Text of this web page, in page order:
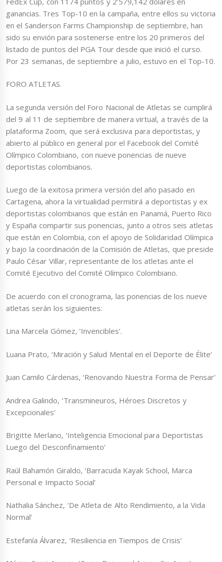
ganancias. Tres Top-10 en la campaña, entre ellos su victoria
en el Sanderson Farms Championship de septiembre, han
sido su envión para sostenerse entre los 20 primeros del
listado de puntos del PGA Tour desde que inició el curso.
Por 23 semanas, de septiembre a julio, estuvo en el Top-10.
FORO ATLETAS.
La segunda versión del Foro Nacional de Atletas se cumplirá
del 9 al 11 de septiembre de manera virtual, a través de la
plataforma Zoom, que será exclusiva para deportistas, y
abierto al público en general por el Facebook del Comité
Olímpico Colombiano, con nueve ponencias de nueve
deportistas colombianos.
Luego de la exitosa primera versión del año pasado en
Cartagena, ahora la virtualidad permitirá a deportistas y ex
deportistas colombianos que están en Panamá, Puerto Rico
y España compartir sus ponencias, junto a otros seis atletas
que están en Colombia, con el apoyo de Solidaridad Olímpica
y bajo la coordinación de la Comisión de Atletas, que preside
Paulo César Villar, representante de los atletas ante el
Comité Ejecutivo del Comité Olímpico Colombiano.
De acuerdo con el cronograma, las ponencias de los nueve
atletas serán los siguientes:
Lina Marcela Gómez, ‘Invencibles’.
Luana Prato, ‘Miración y Salud Mental en el Deporte de Élite’
Juan Camilo Cárdenas, ‘Renovando Nuestra Forma de Pensar’
Andrea Galindo, ‘Transmineuros, Héroes Discretos y
Excepcionales’
Brigitte Merlano, ‘Inteligencia Emocional para Deportistas
Luego del Desconfinamiento’
Raúl Bahamón Giraldo, ‘Barracuda Kayak School, Marca
Personal e Impacto Social’
Nathalia Sánchez, ‘De Atleta de Alto Rendimiento, a la Vida
Normal’
Estefanía Álvarez, ‘Resiliencia en Tiempos de Crisis’